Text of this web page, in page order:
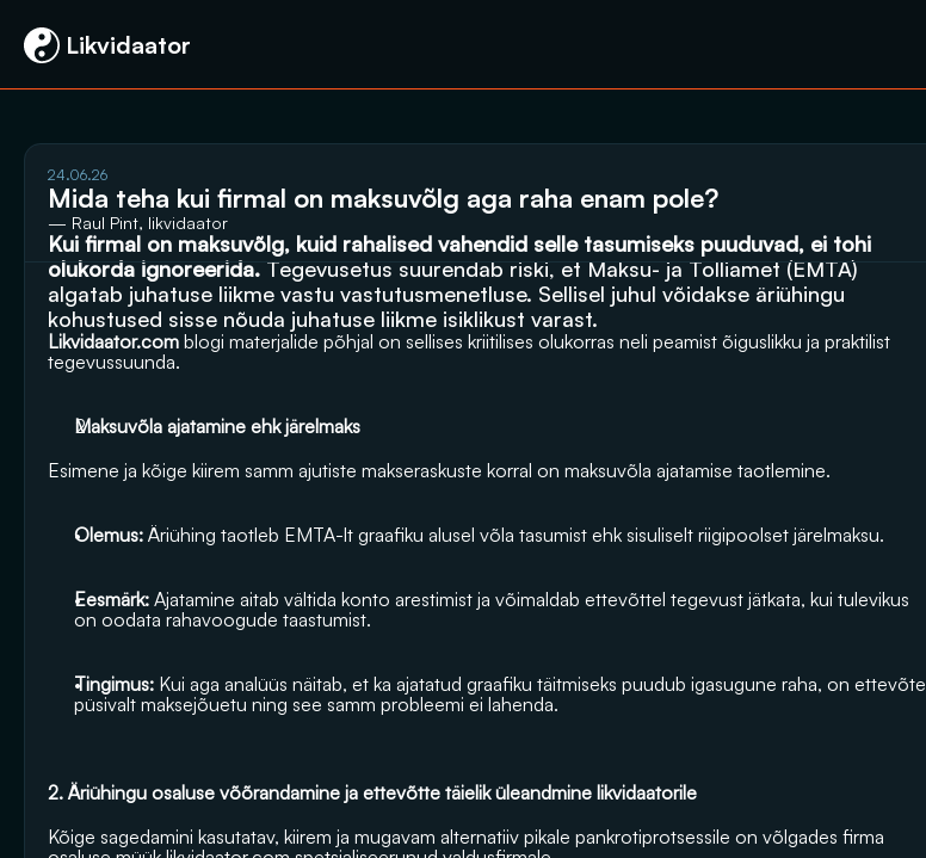
Likvidaator
24.06.26
Mida teha kui firmal on maksuvõlg aga raha enam pole?
— Raul Pint, likvidaator
Kui firmal on maksuvõlg, kuid rahalised vahendid selle tasumiseks puuduvad, ei tohi
olukorda ignoreerida. Tegevusetus suurendab riski, et Maksu- ja Tolliamet (EMTA)
algatab juhatuse liikme vastu vastutusmenetluse. Sellisel juhul võidakse äriühingu
kohustused sisse nõuda juhatuse liikme isiklikust varast.
Likvidaator.com blogi materjalide põhjal on sellises kriitilises olukorras neli peamist õiguslikku ja praktilist
tegevussuunda.
Maksuvõla ajatamine ehk järelmaks
Esimene ja kõige kiirem samm ajutiste makseraskuste korral on maksuvõla ajatamise taotlemine.
Olemus: Äriühing taotleb EMTA-lt graafiku alusel võla tasumist ehk sisuliselt riigipoolset järelmaksu.
Eesmärk: Ajatamine aitab vältida konto arestimist ja võimaldab ettevõttel tegevust jätkata, kui tulevikus
on oodata rahavoogude taastumist.
Tingimus: Kui aga analüüs näitab, et ka ajatatud graafiku täitmiseks puudub igasugune raha, on ettevõte
püsivalt maksejõuetu ning see samm probleemi ei lahenda.
2. Äriühingu osaluse võõrandamine ja ettevõtte täielik üleandmine likvidaatorile
Kõige sagedamini kasutatav, kiirem ja mugavam alternatiiv pikale pankrotiprotsessile on võlgades firma